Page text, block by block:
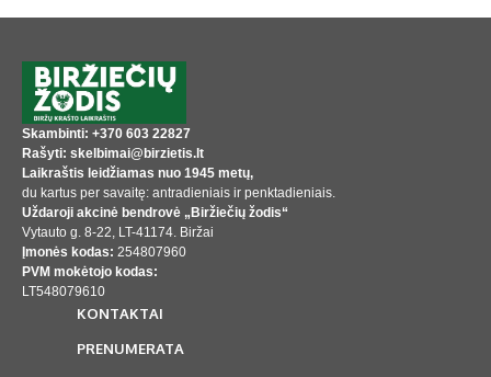
Skambinti: +370 603 22827
Rašyti: skelbimai@birzietis.lt
Laikraštis leidžiamas nuo 1945 metų,
du kartus per savaitę: antradieniais ir penktadieniais.
Uždaroji akcinė bendrovė „Biržiečių žodis“
Vytauto g. 8-22, LT-41174. Biržai
Įmonės kodas: 254807960
PVM mokėtojo kodas:
LT548079610
KONTAKTAI
PRENUMERATA